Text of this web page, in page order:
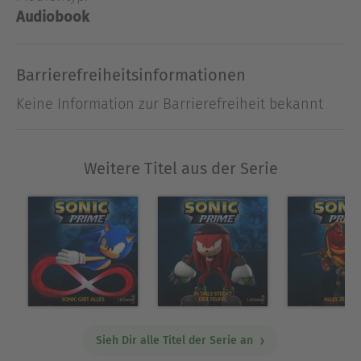
Audiobook
Barrierefreiheitsinformationen
Keine Information zur Barrierefreiheit bekannt
Weitere Titel aus der Serie
Sieh Dir alle Titel der Serie an